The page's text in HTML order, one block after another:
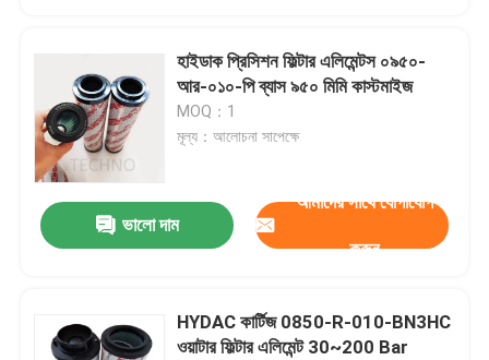
হাইডাক প্রিসিশন ফিল্টার এলিমেন্টস ০৯৫০-
আর-০১০-পি ব্যাস ৯৫০ মিমি কাস্টমাইজ
MOQ：1
মূল্য：আলোচনা সাপেক্ষে
ভালো দাম
আমাদের সাথে যোগাযোগ
করুন
HYDAC কার্টিজ 0850-R-010-BN3HC
ওয়াটার ফিল্টার এলিমেন্ট 30~200 Bar